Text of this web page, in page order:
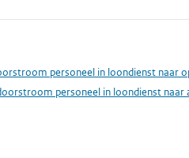
personeel in loondienst naar
personeel in loondienst